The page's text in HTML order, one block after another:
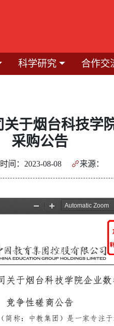
科学研究 合作交
于烟台科技学
采购公告
间：2023-08-08 来源：